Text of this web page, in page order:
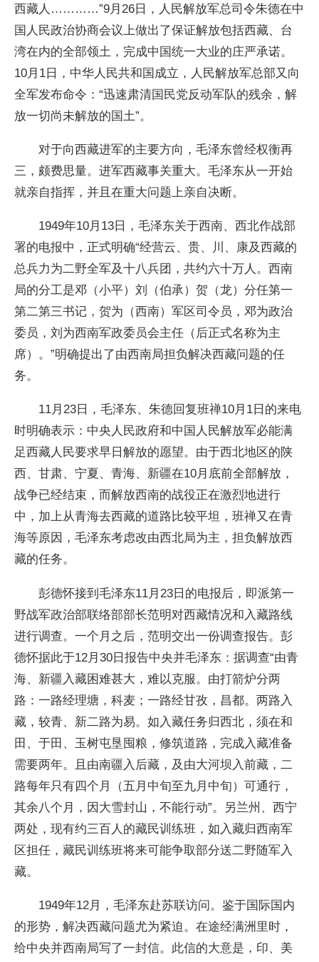
西藏人…………”9月26日，人民解放军总司令朱德在中
国人民政治协商会议上做出了保证解放包括西藏、台
湾在内的全部领土，完成中国统一大业的庄严承诺。
10月1日，中华人民共和国成立，人民解放军总部又向
全军发布命令：“迅速肃清国民党反动军队的残余，解
放一切尚未解放的国土”。
对于向西藏进军的主要方向，毛泽东曾经权衡再
三，颇费思量。进军西藏事关重大。毛泽东从一开始
就亲自指挥，并且在重大问题上亲自决断。
1949年10月13日，毛泽东关于西南、西北作战部
署的电报中，正式明确“经营云、贵、川、康及西藏的
总兵力为二野全军及十八兵团，共约六十万人。西南
局的分工是邓（小平）刘（伯承）贺（龙）分任第一
第二第三书记，贺为（西南）军区司令员，邓为政治
委员，刘为西南军政委员会主任（后正式名称为主
席）。”明确提出了由西南局担负解决西藏问题的任
务。
11月23日，毛泽东、朱德回复班禅10月1日的来电
时明确表示：中央人民政府和中国人民解放军必能满
足西藏人民要求早日解放的愿望。由于西北地区的陕
西、甘肃、宁夏、青海、新疆在10月底前全部解放，
战争已经结束，而解放西南的战役正在激烈地进行
中，加上从青海去西藏的道路比较平坦，班禅又在青
海等原因，毛泽东考虑改由西北局为主，担负解放西
藏的任务。
彭德怀接到毛泽东11月23日的电报后，即派第一
野战军政治部联络部部长范明对西藏情况和入藏路线
进行调查。一个月之后，范明交出一份调查报告。彭
德怀据此于12月30日报告中央并毛泽东：据调查“由青
海、新疆入藏困难甚大，难以克服。由打箭炉分两
路：一路经理塘，科麦；一路经甘孜，昌都。两路入
藏，较青、新二路为易。如入藏任务归西北，须在和
田、于田、玉树屯垦囤粮，修筑道路，完成入藏准备
需要两年。且由南疆入后藏，及由大河坝入前藏，二
路每年只有四个月（五月中旬至九月中旬）可通行，
其余八个月，因大雪封山，不能行动”。另兰州、西宁
两处，现有约三百人的藏民训练班，如入藏归西南军
区担任，藏民训练班将来可能争取部分送二野随军入
藏。
1949年12月，毛泽东赴苏联访问。鉴于国际国内
的形势，解决西藏问题尤为紧迫。在途经满洲里时，
给中央并西南局写了一封信。此信的大意是，印、美